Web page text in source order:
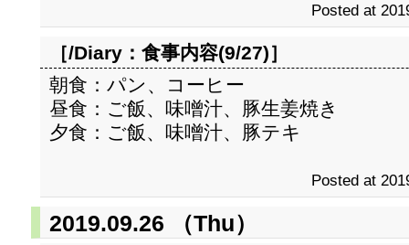
Posted at
［/Diary： 食事内容(9/27)］
朝食：パン、コーヒー
昼食：ご飯、味噌汁、豚生姜焼き
夕食：ご飯、味噌汁、豚テキ
Posted at
2019.09.26 （Thu）